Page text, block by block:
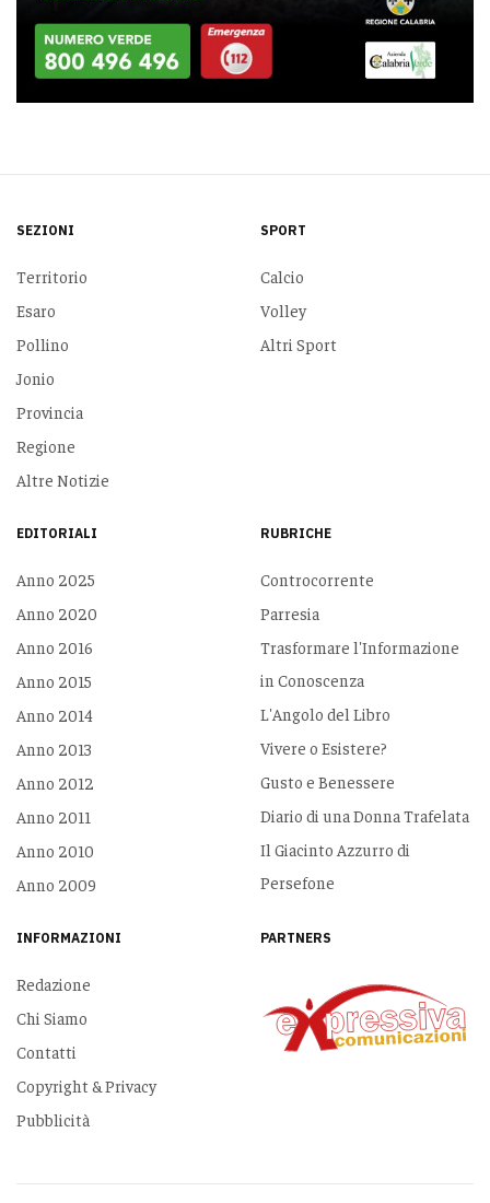
SEZIONI
Territorio
Esaro
Pollino
Jonio
Provincia
Regione
Altre Notizie
SPORT
Calcio
Volley
Altri Sport
EDITORIALI
Anno 2025
Anno 2020
Anno 2016
Anno 2015
Anno 2014
Anno 2013
Anno 2012
Anno 2011
Anno 2010
Anno 2009
RUBRICHE
Controcorrente
Parresia
Trasformare l'Informazione
in Conoscenza
L'Angolo del Libro
Vivere o Esistere?
Gusto e Benessere
Diario di una Donna Trafelata
Il Giacinto Azzurro di
Persefone
INFORMAZIONI
Redazione
Chi Siamo
Contatti
Copyright & Privacy
Pubblicità
PARTNERS